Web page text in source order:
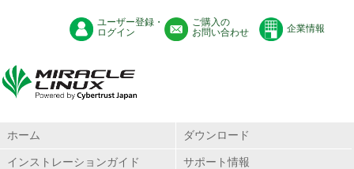
ユーザー登録・
ログイン
ご購入の
お問い合わせ
企業情報
ホーム ダウンロード
インストレーションガイド サポート情報